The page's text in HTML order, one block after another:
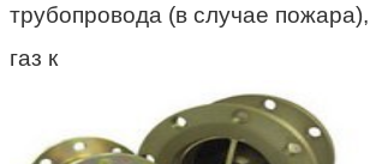
трубопровода (в случае
газ к